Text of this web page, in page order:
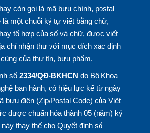
còn gọi là mã bưu chính, postal
là một chuỗi ký tự viết bằng chữ,
tổ hợp của số và chữ, được viết
chỉ nhận thư với mục đích xác định
của thư tín, bưu phẩm.
số 2334/QĐ-BKHCN do Bộ Khoa
ban hành, có hiệu lực kể từ ngày
bưu điện (Zip/Postal Code) của Việt
được chuẩn hóa thành 05 (năm) ký
thay thế cho Quyết định số